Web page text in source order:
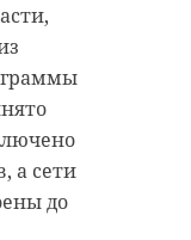
а сети
до